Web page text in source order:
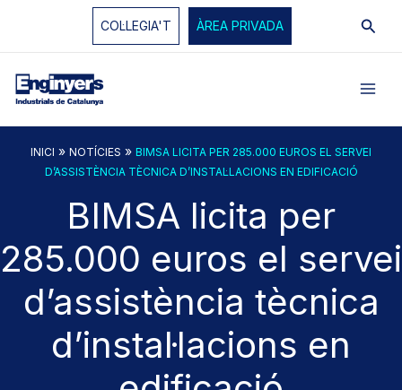
COL·LEGIA'T ÀREA PRIVADA
INICI » NOTÍCIES » BIMSA LICITA PER 285.000 EUROS EL SERVEI
D’ASSISTÈNCIA TÈCNICA D’INSTAL·LACIONS EN EDIFICACIÓ
BIMSA licita per
285.000 euros el servei
d’assistència tècnica
d’instal·lacions en